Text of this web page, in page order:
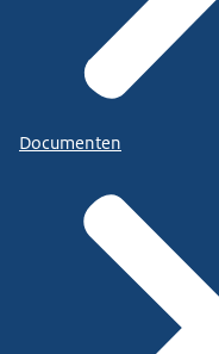
Documenten